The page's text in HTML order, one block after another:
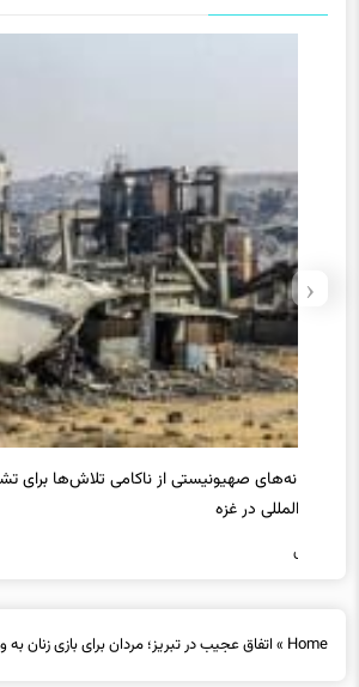
واکنش نتانیاهو به حمله استرالیا
8 ماه پیش
‹
Home
» اتفاق عجیب در تبریز؛ مردان برای بازی زنان به